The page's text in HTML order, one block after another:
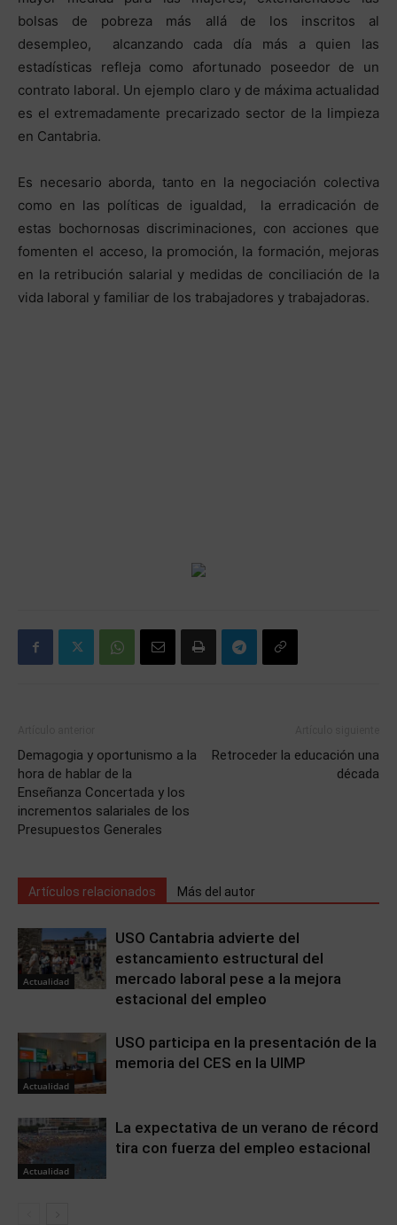
bolsas de pobreza más allá de los inscritos al
desempleo, alcanzando cada día más a quien las
estadísticas refleja como afortunado poseedor de un
contrato laboral. Un ejemplo claro y de máxima actualidad
es el extremadamente precarizado sector de la limpieza
en Cantabria.
Es necesario aborda, tanto en la negociación colectiva
como en las políticas de igualdad, la erradicación de
estas bochornosas discriminaciones, con acciones que
fomenten el acceso, la promoción, la formación, mejoras
en la retribución salarial y medidas de conciliación de la
vida laboral y familiar de los trabajadores y trabajadoras.
Demagogia y oportunismo a la
hora de hablar de la
Enseñanza Concertada y los
incrementos salariales de los
Presupuestos Generales
Retroceder la educación una
década
Artículos relacionados Más del autor
Actualidad
USO Cantabria advierte del
estancamiento estructural del
mercado laboral pese a la mejora
estacional del empleo
Actualidad
USO participa en la presentación de la
memoria del CES en la UIMP
Actualidad
La expectativa de un verano de récord
tira con fuerza del empleo estacional